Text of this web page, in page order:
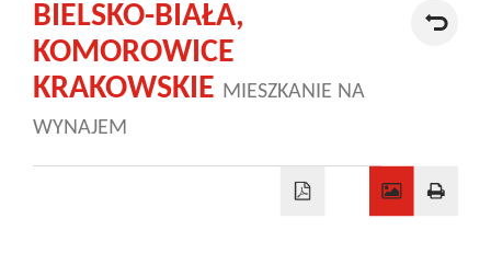
BIELSKO-BIAŁA,
KOMOROWICE
KRAKOWSKIE MIESZKANIE NA
WYNAJEM